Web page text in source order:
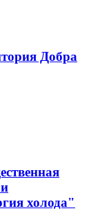
Добра
холода"